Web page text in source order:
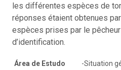
les différentes espèces de
réponses étaient obtenues
espèces prises par le pêcheur
d’identification.
Área de Estudo
-Situation